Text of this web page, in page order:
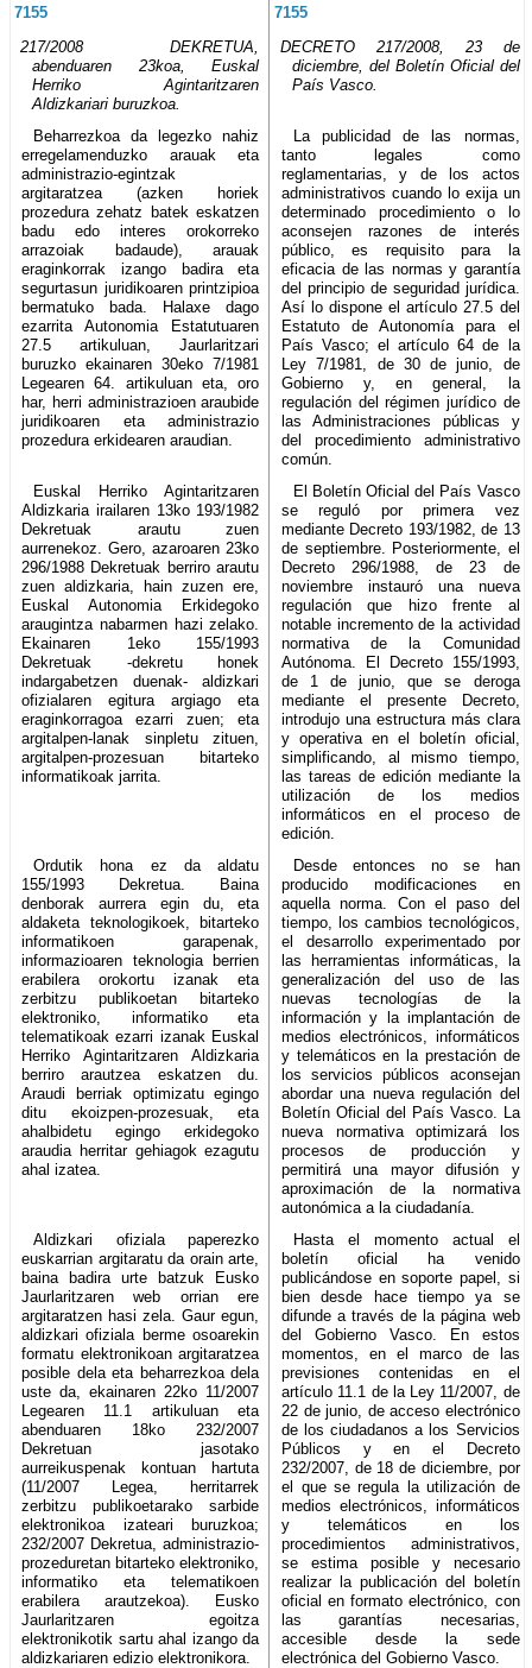
7155
7155
217/2008 DEKRETUA,
abenduaren 23koa, Euskal
Herriko Agintaritzaren
Aldizkariari buruzkoa.
DECRETO 217/2008, 23 de
diciembre, del Boletín Oficial del
País Vasco.
Beharrezkoa da legezko nahiz
erregelamenduzko arauak eta
administrazio-egintzak
argitaratzea (azken horiek
prozedura zehatz batek eskatzen
badu edo interes orokorreko
arrazoiak badaude), arauak
eraginkorrak izango badira eta
segurtasun juridikoaren printzipioa
bermatuko bada. Halaxe dago
ezarrita Autonomia Estatutuaren
27.5 artikuluan, Jaurlaritzari
buruzko ekainaren 30eko 7/1981
Legearen 64. artikuluan eta, oro
har, herri administrazioen araubide
juridikoaren eta administrazio
prozedura erkidearen araudian.
La publicidad de las normas,
tanto legales como
reglamentarias, y de los actos
administrativos cuando lo exija un
determinado procedimiento o lo
aconsejen razones de interés
público, es requisito para la
eficacia de las normas y garantía
del principio de seguridad jurídica.
Así lo dispone el artículo 27.5 del
Estatuto de Autonomía para el
País Vasco; el artículo 64 de la
Ley 7/1981, de 30 de junio, de
Gobierno y, en general, la
regulación del régimen jurídico de
las Administraciones públicas y
del procedimiento administrativo
común.
Euskal Herriko Agintaritzaren
Aldizkaria irailaren 13ko 193/1982
Dekretuak arautu zuen
aurrenekoz. Gero, azaroaren 23ko
296/1988 Dekretuak berriro arautu
zuen aldizkaria, hain zuzen ere,
Euskal Autonomia Erkidegoko
araugintza nabarmen hazi zelako.
Ekainaren 1eko 155/1993
Dekretuak -dekretu honek
indargabetzen duenak- aldizkari
ofizialaren egitura argiago eta
eraginkorragoa ezarri zuen; eta
argitalpen-lanak sinpletu zituen,
argitalpen-prozesuan bitarteko
informatikoak jarrita.
El Boletín Oficial del País Vasco
se reguló por primera vez
mediante Decreto 193/1982, de 13
de septiembre. Posteriormente, el
Decreto 296/1988, de 23 de
noviembre instauró una nueva
regulación que hizo frente al
notable incremento de la actividad
normativa de la Comunidad
Autónoma. El Decreto 155/1993,
de 1 de junio, que se deroga
mediante el presente Decreto,
introdujo una estructura más clara
y operativa en el boletín oficial,
simplificando, al mismo tiempo,
las tareas de edición mediante la
utilización de los medios
informáticos en el proceso de
edición.
Ordutik hona ez da aldatu
155/1993 Dekretua. Baina
denborak aurrera egin du, eta
aldaketa teknologikoek, bitarteko
informatikoen garapenak,
informazioaren teknologia berrien
erabilera orokortu izanak eta
zerbitzu publikoetan bitarteko
elektroniko, informatiko eta
telematikoak ezarri izanak Euskal
Herriko Agintaritzaren Aldizkaria
berriro arautzea eskatzen du.
Araudi berriak optimizatu egingo
ditu ekoizpen-prozesuak, eta
ahalbidetu egingo erkidegoko
araudia herritar gehiagok ezagutu
ahal izatea.
Desde entonces no se han
producido modificaciones en
aquella norma. Con el paso del
tiempo, los cambios tecnológicos,
el desarrollo experimentado por
las herramientas informáticas, la
generalización del uso de las
nuevas tecnologías de la
información y la implantación de
medios electrónicos, informáticos
y telemáticos en la prestación de
los servicios públicos aconsejan
abordar una nueva regulación del
Boletín Oficial del País Vasco. La
nueva normativa optimizará los
procesos de producción y
permitirá una mayor difusión y
aproximación de la normativa
autonómica a la ciudadanía.
Aldizkari ofiziala paperezko
euskarrian argitaratu da orain arte,
baina badira urte batzuk Eusko
Jaurlaritzaren web orrian ere
argitaratzen hasi zela. Gaur egun,
aldizkari ofiziala berme osoarekin
formatu elektronikoan argitaratzea
posible dela eta beharrezkoa dela
uste da, ekainaren 22ko 11/2007
Legearen 11.1 artikuluan eta
abenduaren 18ko 232/2007
Dekretuan jasotako
aurreikuspenak kontuan hartuta
(11/2007 Legea, herritarrek
zerbitzu publikoetarako sarbide
elektronikoa izateari buruzkoa;
232/2007 Dekretua, administrazio-
prozeduretan bitarteko elektroniko,
informatiko eta telematikoen
erabilera arautzekoa). Eusko
Jaurlaritzaren egoitza
elektronikotik sartu ahal izango da
aldizkariaren edizio elektronikora.
Hasta el momento actual el
boletín oficial ha venido
publicándose en soporte papel, si
bien desde hace tiempo ya se
difunde a través de la página web
del Gobierno Vasco. En estos
momentos, en el marco de las
previsiones contenidas en el
artículo 11.1 de la Ley 11/2007, de
22 de junio, de acceso electrónico
de los ciudadanos a los Servicios
Públicos y en el Decreto
232/2007, de 18 de diciembre, por
el que se regula la utilización de
medios electrónicos, informáticos
y telemáticos en los
procedimientos administrativos,
se estima posible y necesario
realizar la publicación del boletín
oficial en formato electrónico, con
las garantías necesarias,
accesible desde la sede
electrónica del Gobierno Vasco.